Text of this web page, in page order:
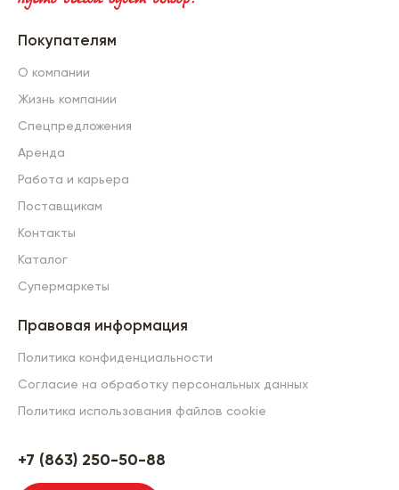
Покупателям
О компании
Жизнь компании
Спецпредложения
Аренда
Работа и карьера
Поставщикам
Контакты
Каталог
Супермаркеты
Правовая информация
Политика конфиденциальности
Согласие на обработку персональных данных
Политика использования файлов cookie
+7 (863) 250-50-88